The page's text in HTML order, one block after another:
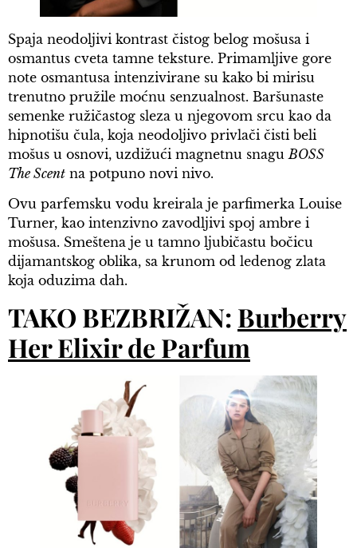
Spaja neodoljivi kontrast čistog belog mošusa i
osmantus cveta tamne teksture. Primamljive gore
note osmantusa intenzivirane su kako bi mirisu
trenutno pružile moćnu senzualnost. Baršunaste
semenke ružičastog sleza u njegovom srcu kao da
hipnotišu čula, koja neodoljivo privlači čisti beli
mošus u osnovi, uzdižući magnetnu snagu BOSS
The Scent na potpuno novi nivo.
Ovu parfemsku vodu kreirala je parfimerka Louise
Turner, kao intenzivno zavodljivi spoj ambre i
mošusa. Smeštena je u tamno ljubičastu bočicu
dijamantskog oblika, sa krunom od ledenog zlata
koja oduzima dah.
TAKO BEZBRIŽAN: Burberry
Her Elixir de Parfum